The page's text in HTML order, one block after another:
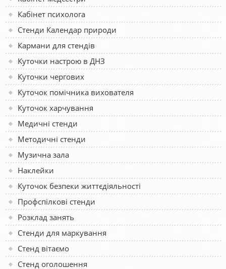
Кабінет психолога
Стенди Календар природи
Кармани для стендів
Куточки настрою в ДНЗ
Куточки чергових
Куточок помічника вихователя
Куточок харчування
Медичні стенди
Методичні стенди
Музична зала
Наклейки
Куточок безпеки життєдіяльності
Профспілкові стенди
Розклад занять
Стенди для маркування
Стенд вітаємо
Стенд оголошення